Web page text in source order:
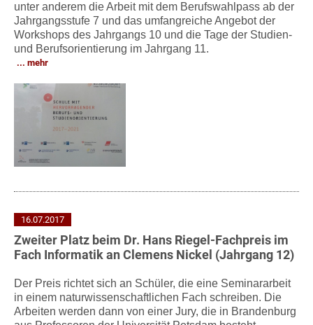
unter anderem die Arbeit mit dem Berufswahlpass ab der
Jahrgangsstufe 7 und das umfangreiche Angebot der
Workshops des Jahrgangs 10 und die Tage der Studien-
und Berufsorientierung im Jahrgang 11.
mehr
16.07.2017
Zweiter Platz beim Dr. Hans Riegel-Fachpreis im
Fach Informatik an Clemens Nickel (Jahrgang 12)
Der Preis richtet sich an Schüler, die eine Seminararbeit
in einem naturwissenschaftlichen Fach schreiben. Die
Arbeiten werden dann von einer Jury, die in Brandenburg